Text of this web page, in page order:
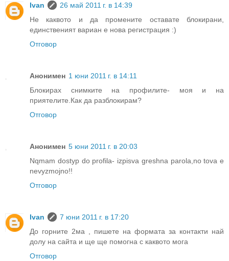
Ivan
26 май 2011 г. в 14:39
Не каквото и да промените оставате блокирани,
единственият вариан е нова регистрация :)
Отговор
Анонимен 1 юни 2011 г. в 14:11
Блокирах снимките на профилите- моя и на
приятелите.Как да разблокирам?
Отговор
Анонимен 5 юни 2011 г. в 20:03
Nqmam dostyp do profila- izpisva greshna parola,no tova e
nevyzmojno!!
Отговор
Ivan
7 юни 2011 г. в 17:20
До горните 2ма , пишете на формата за контакти най
долу на сайта и ще ще помогна с каквото мога
Отговор